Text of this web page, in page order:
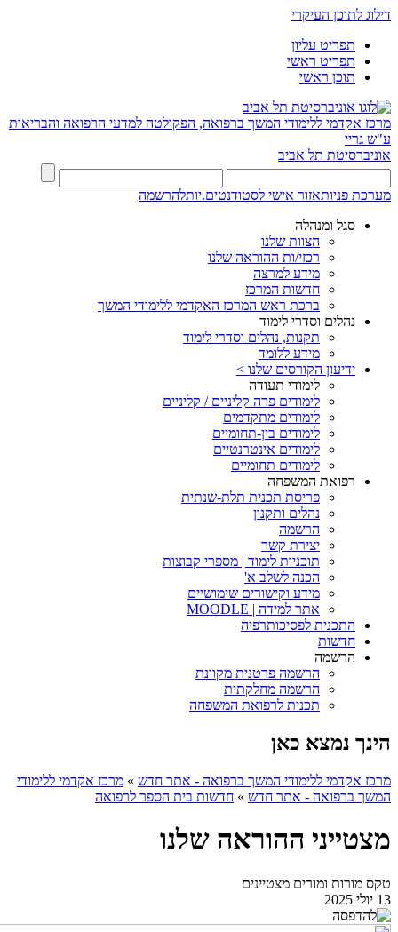
דילוג לתוכן העיקרי
תפריט עליון
תפריט ראשי
תוכן ראשי
מרכז אקדמי ללימודי המשך ברפואה, הפקולטה למדעי הרפואה והבריאות
ע"ש גריי
אוניברסיטת תל אביב
מערכת פניותאזור אישי לסטודנטים.יותלהרשמה
סגל ומנהלה
הצוות שלנו
רכזי/ות ההוראה שלנו
מידע למרצה
חדשות המרכז
ברכת ראש המרכז האקדמי ללימודי המשך
נהלים וסדרי לימוד
תקנות, נהלים וסדרי לימוד
מידע ללומד
ידיעון הקורסים שלנו >
לימודי תעודה
לימודים פרה קליניים / קליניים
לימודים מתקדמים
לימודים בין-תחומיים
לימודים אינטרנטיים
לימודים תחומיים
רפואת המשפחה
פריסת תכנית תלת-שנתית
נהלים ותקנון
הרשמה
יצירת קשר
תוכניות לימוד | מספרי קבוצות
הכנה לשלב א'
מידע וקישורים שימושיים
אתר למידה | MOODLE
התכנית לפסיכותרפיה
חדשות
הרשמה
הרשמה פרטנית מקוונת
הרשמה מחלקתית
תכנית לרפואת המשפחה
הינך נמצא כאן
מרכז אקדמי ללימודי המשך ברפואה - אתר חדש » מרכז אקדמי ללימודי
המשך ברפואה - אתר חדש » חדשות בית הספר לרפואה
מצטייני ההוראה שלנו
טקס מורות ומורים מצטיינים
13 יולי 2025